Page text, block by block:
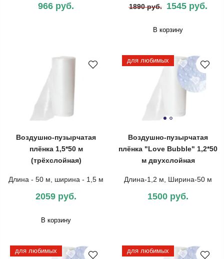
966 руб. 1890 руб. 1545 руб.
В корзину
Воздушно-пузырчатая
плёнка 1,5*50 м
(трёхслойная)
Длина - 50 м, ширина - 1,5 м
2059 руб.
В корзину
для любимых
Воздушно-пузырчатая
плёнка "Love Bubble" 1,2*50
м двухслойная
Длина-1,2 м, Ширина-50 м
1500 руб.
для любимых для любимых